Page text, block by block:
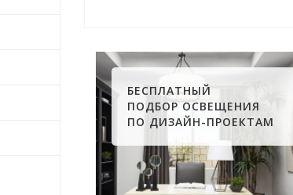
БЕСПЛАТНЫЙ
ПОДБОР ОСВЕЩЕНИЯ
ПО ДИЗАЙН-ПРОЕКТАМ